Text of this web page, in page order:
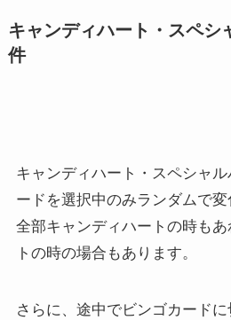
キャンディハート・スペシ
件
キャンディハート・スペシャ
ードを選択中のみランダムで変
全部キャンディハートの時も
トの時の場合もあります。
さらに、途中でビンゴカード